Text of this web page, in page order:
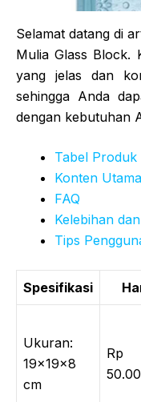
Selamat datang di
Mulia Glass Block.
yang jelas dan
sehingga Anda
dengan kebutuhan
Tabel Produk
Konten
FAQ
Kelebihan
Tips
Spesifikasi
Ukuran:
19x19x8
cm
Rp